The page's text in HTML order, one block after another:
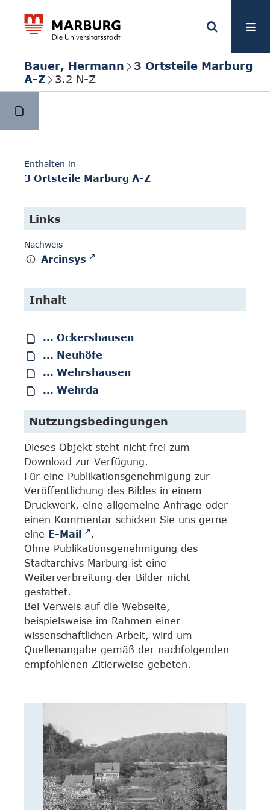
Bauer, Hermann
3 Ortsteile Marburg
A-Z
3.2 N-Z
Enthalten in
3 Ortsteile Marburg A-Z
Links
Nachweis
Arcinsys
Inhalt
... Ockershausen
... Neuhöfe
... Wehrshausen
... Wehrda
Nutzungsbedingungen
Dieses Objekt steht nicht frei zum
Download zur Verfügung.
Für eine Publikationsgenehmigung zur
Veröffentlichung des Bildes in einem
Druckwerk, eine allgemeine Anfrage oder
einen Kommentar schicken Sie uns gerne
eine E-Mail
.
Ohne Publikationsgenehmigung des
Stadtarchivs Marburg ist eine
Weiterverbreitung der Bilder nicht
gestattet.
Bei Verweis auf die Webseite,
beispielsweise im Rahmen einer
wissenschaftlichen Arbeit, wird um
Quellenangabe gemäß der nachfolgenden
empfohlenen Zitierweise gebeten.